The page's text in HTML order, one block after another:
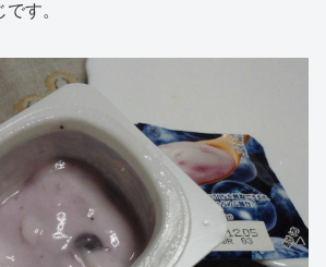
す。